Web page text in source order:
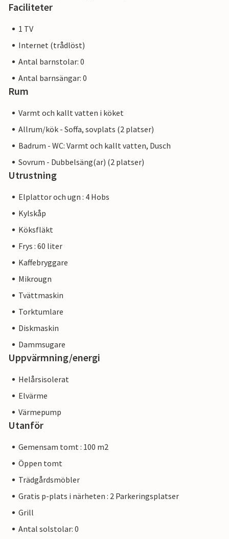
Faciliteter
1 TV
Internet (trådlöst)
Antal barnstolar: 0
Antal barnsängar: 0
Rum
Varmt och kallt vatten i köket
Allrum/kök - Soffa, sovplats (2 platser)
Badrum - WC: Varmt och kallt vatten, Dusch
Sovrum - Dubbelsäng(ar) (2 platser)
Utrustning
Elplattor och ugn : 4 Hobs
Kylskåp
Köksfläkt
Frys : 60 liter
Kaffebryggare
Mikrougn
Tvättmaskin
Torktumlare
Diskmaskin
Dammsugare
Uppvärmning/energi
Helårsisolerat
Elvärme
Värmepump
Utanför
Gemensam tomt : 100 m2
Öppen tomt
Trädgårdsmöbler
Gratis p-plats i närheten : 2 Parkeringsplatser
Grill
Antal solstolar: 0